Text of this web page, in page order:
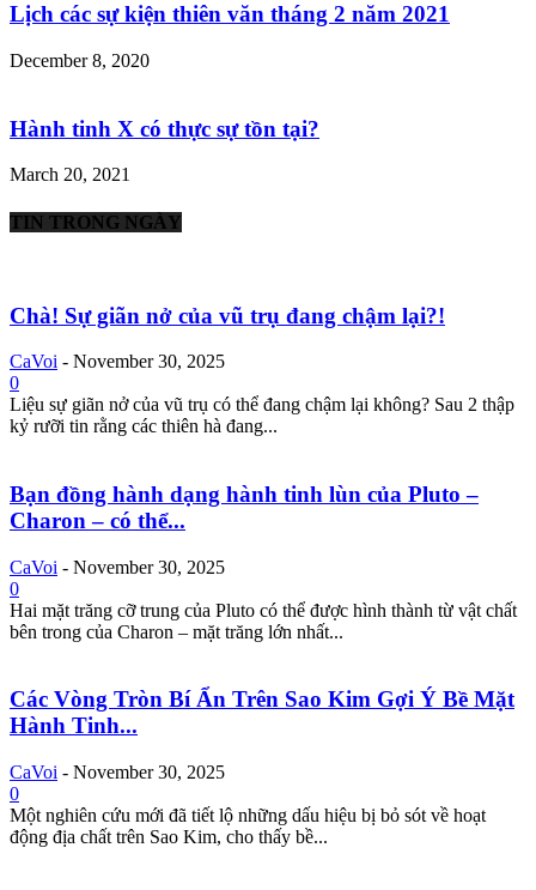
Lịch các sự kiện thiên văn tháng 2 năm 2021
December 8, 2020
Hành tinh X có thực sự tồn tại?
March 20, 2021
TIN TRONG NGÀY
Chà! Sự giãn nở của vũ trụ đang chậm lại?!
CaVoi - November 30, 2025
0
Liệu sự giãn nở của vũ trụ có thể đang chậm lại không? Sau 2 thập
kỷ rưỡi tin rằng các thiên hà đang...
Bạn đồng hành dạng hành tinh lùn của Pluto –
Charon – có thể...
CaVoi - November 30, 2025
0
Hai mặt trăng cỡ trung của Pluto có thể được hình thành từ vật chất
bên trong của Charon – mặt trăng lớn nhất...
Các Vòng Tròn Bí Ẩn Trên Sao Kim Gợi Ý Bề Mặt
Hành Tinh...
CaVoi - November 30, 2025
0
Một nghiên cứu mới đã tiết lộ những dấu hiệu bị bỏ sót về hoạt
động địa chất trên Sao Kim, cho thấy bề...